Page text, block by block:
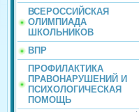
ВСЕРОССИЙСКАЯ
ОЛИМПИАДА
ШКОЛЬНИКОВ
ВПР
ПРОФИЛАКТИКА
ПРАВОНАРУШЕНИЙ И
ПСИХОЛОГИЧЕСКАЯ
ПОМОЩЬ